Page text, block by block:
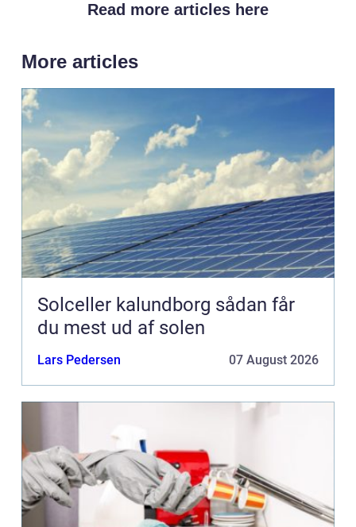
Read more articles here
More articles
Solceller kalundborg sådan får
du mest ud af solen
Lars Pedersen 07 August 2026